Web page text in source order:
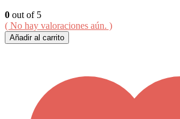
0 out of 5
( No hay valoraciones aún. )
Añadir al carrito